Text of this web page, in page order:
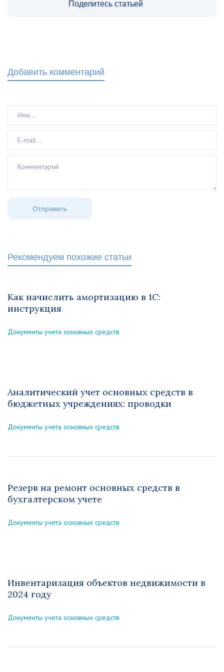
Поделитесь статьей
Добавить комментарий
Рекомендуем похожие статьи
Как начислить амортизацию в 1С:
инструкция
Документы учета основных средств
Аналитический учет основных средств в
бюджетных учреждениях: проводки
Документы учета основных средств
Резерв на ремонт основных средств в
бухгалтерском учете
Документы учета основных средств
Инвентаризация объектов недвижимости в
2024 году
Документы учета основных средств